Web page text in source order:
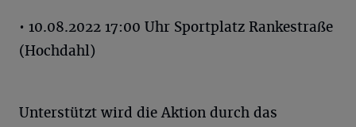
• 10.08.2022 17:00 Uhr Sportplatz Rankestraße
(Hochdahl)
Unterstützt wird die Aktion durch das